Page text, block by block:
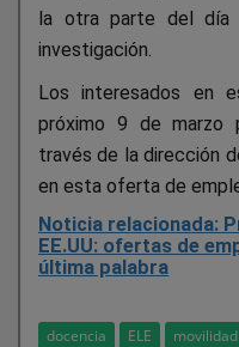
la otra parte del día
investigación.
Los interesados en
próximo 9 de marzo
través de la dirección
en esta oferta de
Noticia relacionada:
EE.UU: ofertas de
última palabra
docencia ELE movilidad